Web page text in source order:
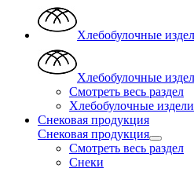
Хлебобулочные
Хлебобулочные
Смотреть весь раздел
Хлебобулочные
Снековая продукция
Снековая продукция
Смотреть весь раздел
Снеки